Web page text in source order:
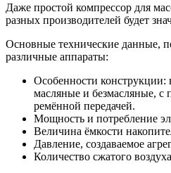
Даже простой компрессор для
разных производителей будет
Основные технические данные,
различные аппараты:
Особенности
масляные и безмасляные,
ремённой передачей.
Мощность и потребление
Величина ёмкости
Давление, создаваемое
Количество сжатого